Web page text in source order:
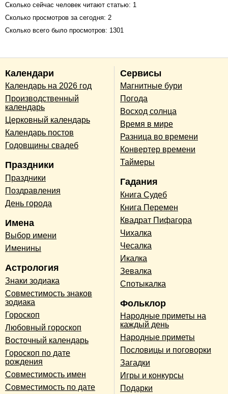
Сколько сейчас человек читают статью: 1
Сколько просмотров за сегодня: 2
Сколько всего было просмотров: 1301
Календари
Календарь на 2026 год
Производственный
календарь
Церковный календарь
Календарь постов
Годовщины свадеб
Праздники
Праздники
Поздравления
День города
Имена
Выбор имени
Именины
Астрология
Знаки зодиака
Совместимость знаков
зодиака
Гороскоп
Любовный гороскоп
Восточный календарь
Гороскоп по дате
рождения
Совместимость имен
Совместимость по дате
Сервисы
Магнитные бури
Погода
Восход солнца
Время в мире
Разница во времени
Конвертер времени
Таймеры
Гадания
Книга Судеб
Книга Перемен
Квадрат Пифагора
Чихалка
Чесалка
Икалка
Зевалка
Спотыкалка
Фольклор
Народные приметы на
каждый день
Народные приметы
Пословицы и поговорки
Загадки
Игры и конкурсы
Подарки